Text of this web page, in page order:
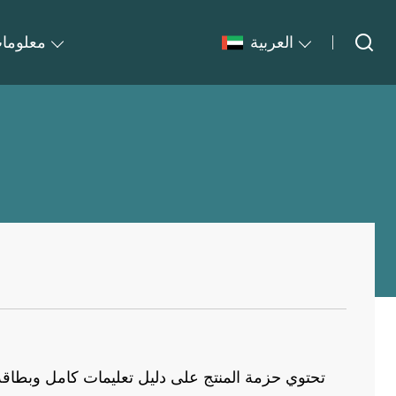
العربية
تحتوي حزمة المنتج على دليل تعليمات كامل